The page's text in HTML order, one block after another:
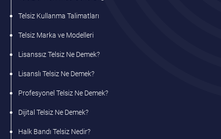
Telsiz Kullanma Talimatları
Telsiz Marka ve Modelleri
Lisanssız Telsiz Ne Demek?
Lisanslı Telsiz Ne Demek?
Profesyonel Telsiz Ne Demek?
Dijital Telsiz Ne Demek?
Halk Bandı Telsiz Nedir?